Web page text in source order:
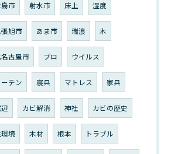
市 射水市 床上 湿度
張旭市 あま市 瑞浪 木
古屋市 プロ ウイルス
ーテン 寝具 マトレス 家具
カビ解消 神社 カビの歴史
境 木材 根本 トラブル